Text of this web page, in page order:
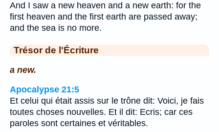
And I saw a new heaven and a new earth: for the
first heaven and the first earth are passed away;
and the sea is no more.
Trésor de l'Écriture
a new.
Apocalypse 21:5
Et celui qui était assis sur le trône dit: Voici, je fais
toutes choses nouvelles. Et il dit: Ecris; car ces
paroles sont certaines et véritables.